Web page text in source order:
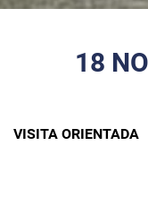
18
VISITA ORIENTADA